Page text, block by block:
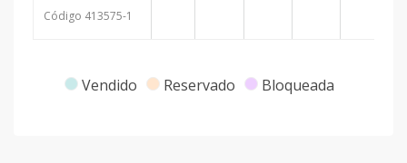
Código 413575-1
Vendido Reservado Bloqueada